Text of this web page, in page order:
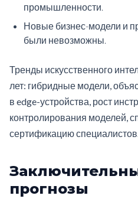
промышленности.
Новые бизнес-модели и
были невозможны.
Тренды искусственного
лет: гибридные модели,
в edge-устройства, рост
контролирования моделей,
сертификацию
прогнозы